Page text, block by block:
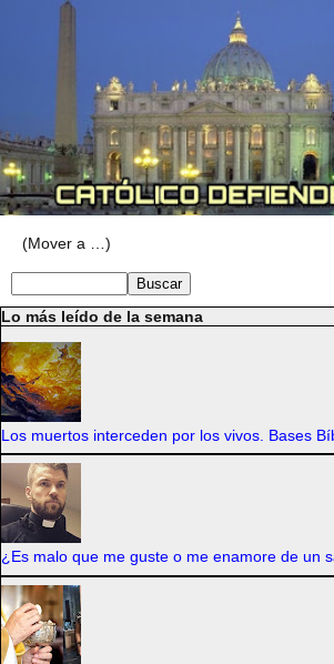
Lo más leído de la semana
Los muertos interceden por los vivos. Bases
¿Es malo que me guste o me enamore de un